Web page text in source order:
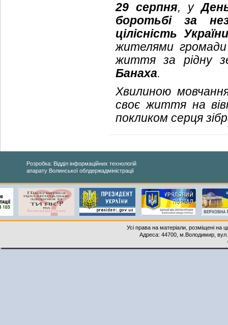
29 серпня, у
боротьбі за
цілісність України
жителями громади
життя за рідну
Банаха.
Хвилиною
своє життя на
покликом серця
Розробка: Відділ інформаційних технологій
апарату Волинської облдержадміністрації
Усі права на матеріали, розміщені на
Адреса: 44700, м.Володимир,